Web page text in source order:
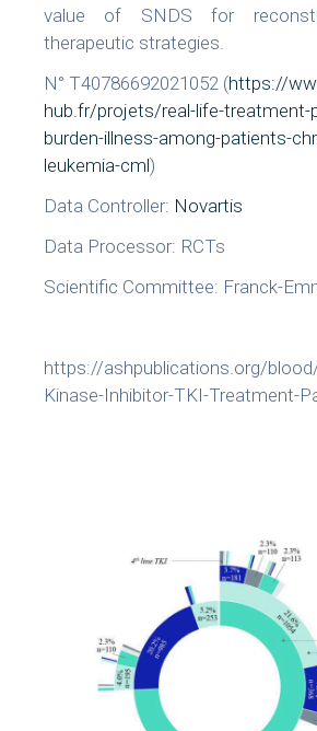
value of SNDS for
therapeutic strategies.
N° T40786692021052 (https://
hub.fr/projets/real-life-treatment-
burden-illness-among-patients-
leukemia-cml)
Data Controller: Novartis
Data Processor: RCTs
Scientific Committee: Franck-
https://ashpublications.org/
Kinase-Inhibitor-TKI-Treatment-